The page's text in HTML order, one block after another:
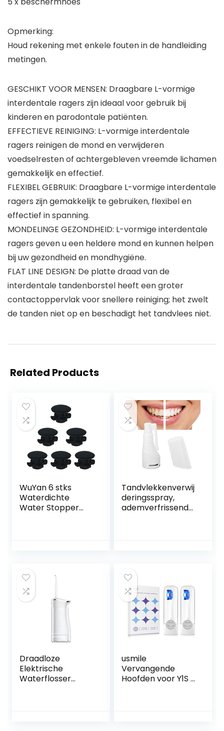
Opmerking:
Houd rekening met enkele fouten in de handleiding
metingen.
GESCHIKT VOOR MENSEN: Draagbare L-vormige
interdentale ragers zijn ideaal voor gebruik bij
kinderen en parodontale patiënten.
EFFECTIEVE REINIGING: L-vormige interdentale
ragers reinigen de mond en verwijderen
voedselresten of achtergebleven vreemde lichamen
gemakkelijk en effectief.
FLEXIBEL GEBRUIK: Draagbare L-vormige interdentale
ragers zijn gemakkelijk te gebruiken, flexibel en
effectief in spanning.
MONDELINGE GEZONDHEID: L-vormige interdentale
ragers geven u een heldere mond en kunnen helpen
bij uw gezondheid en mondhygiëne.
FLAT LINE DESIGN: De platte draad van de
interdentale tandenborstel heeft een groter
contactoppervlak voor snellere reiniging; het zwelt
de tanden niet op en beschadigt het tandvlees niet.
Related Products
WuYan 6 stks
Waterdichte
Water Stopper
Tandvlekkenverwij
deringsspray,
ademverfrissende
Draadloze
Elektrische
Waterflosser
usmile
Vervangende
Hoofden voor Y1S /